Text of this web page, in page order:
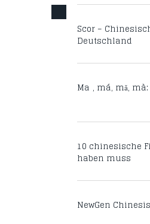
Scor –
Deutschland
Mā, má, mǎ,
10 chinesische
haben muss
NewGen